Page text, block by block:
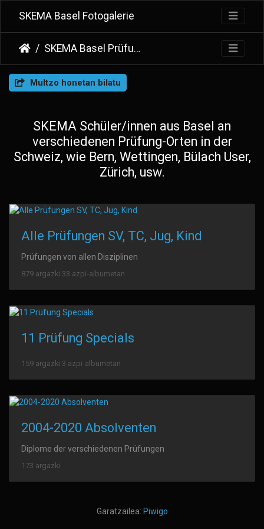
SKEMA Basel Fotogalerie
SKEMA Basel Prüfungen
Multzo honetan bilatu
SKEMA Schüler/innen aus Basel an
verschiedenen Prüfung-Orten in der
Schweiz, wie Bern, Wettingen, Bülach User,
Zürich, usw.
Alle Prüfungen SV, TC, Jug, Kind
Prüfungen von allen Disziplinen
879 argazki 33 azpi-albumetan
11 Prüfung Specials
159 argazki 3 azpi-albumetan
2004-2020 Absolventen
Diplome der verschiedenen Prüfungen
173 argazki
Garatzailea: Piwigo